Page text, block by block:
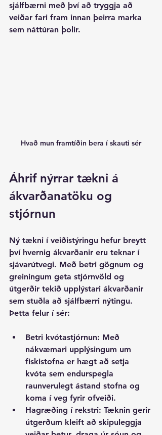
sjálfbærni með því að tryggja að
veiðar fari fram innan þeirra marka
sem náttúran þolir.
Hvað mun framtíðin bera í skauti sér
Áhrif nýrrar tækni á
ákvarðanatöku og
stjórnun
Ný tækni í veiðistýringu hefur breytt
því hvernig ákvarðanir eru teknar í
sjávarútvegi. Með betri gögnum og
greiningum geta stjórnvöld og
útgerðir tekið upplýstari ákvarðanir
sem stuðla að sjálfbærri nýtingu.
Þetta felur í sér:
Betri kvótastjórnun: Með
nákvæmari upplýsingum um
fiskistofna er hægt að setja
kvóta sem endurspegla
raunverulegt ástand stofna og
koma í veg fyrir ofveiði.
Hagræðing í rekstri: Tæknin gerir
útgerðum kleift að skipuleggja